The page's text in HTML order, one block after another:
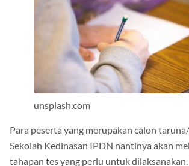
Para peserta yang merupakan calon
Sekolah Kedinasan IPDN nantinya akan